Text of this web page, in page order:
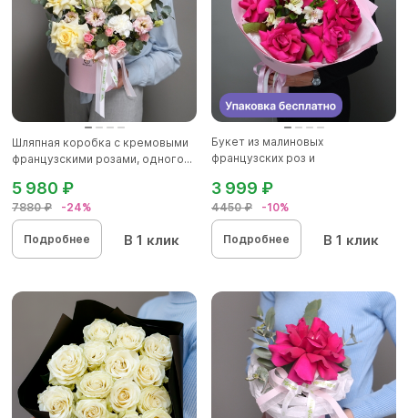
Шляпная коробка с кремовыми
французскими розами, одного...
7880 ₽ -24%
5 980 ₽
Подробнее В 1 клик
Букет из малиновых
французских роз и
4450 ₽ -10%
3 999 ₽
Подробнее В 1 клик